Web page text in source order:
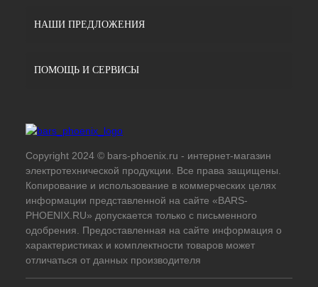
НАШИ ПРЕДЛОЖЕНИЯ
ПОМОЩЬ И СЕРВИСЫ
Copyright 2024 © bars-phoenix.ru - интернет-магазин
электротехнической продукции. Все права защищены.
Копирование и использование в коммерческих целях
информации представленной на сайте «BARS-
PHOENIX.RU» допускается только с письменного
одобрения. Предоставленная на сайте информация о
характеристиках и комплектности товаров может
отличаться от данных производителя